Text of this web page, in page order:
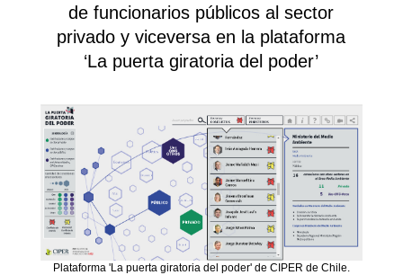
de funcionarios públicos al sector
privado y viceversa en la plataforma
‘La puerta giratoria del poder’
Plataforma 'La puerta giratoria del poder' de CIPER de Chile.